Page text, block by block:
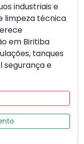
industriais e
limpeza técnica
em Biritiba
tanques
segurança e